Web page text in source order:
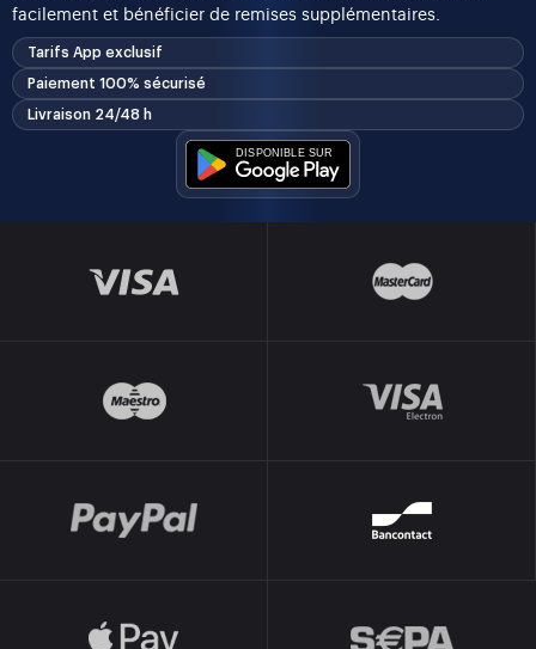
facilement et bénéficier de remises supplémentaires.
Tarifs App exclusif
Paiement 100% sécurisé
Livraison 24/48 h